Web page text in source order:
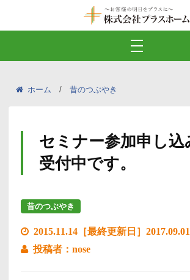
ホーム 昔のつぶやき
セミナー参加申し込
受付中です。
昔のつぶやき
2015.11.14［最終更新日］2017.09.01
投稿者：nose